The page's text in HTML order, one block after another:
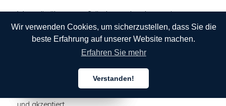
Wir verwenden Cookies, um sicherzustellen, dass Sie die
beste Erfahrung auf unserer Website machen.
Erfahren Sie mehr
Verstanden!
Wenn die übersetzte Gründungsurkunde von einem
erfahrenen Übersetzer ausgefüllt wird, hat sie dieselbe
Rechtsgültigkeit und Legitimität wie das
Originaldokument. Die Übersetzung wird von Behörden
und Institutionen aufgrund ihrer Richtigkeit und
Einhaltung der gesetzlichen Anforderungen anerkannt
Deutsch
Deutsch
Deutsch